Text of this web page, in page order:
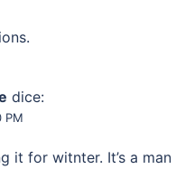
dice:
PM
it for witnter. It’s a man